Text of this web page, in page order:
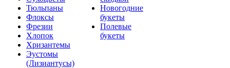
Тюльпаны
Флоксы
Фрезии
Хлопок
Хризантемы
Эустомы
(Лизиантусы)
Новогодние
букеты
Полевые
букеты